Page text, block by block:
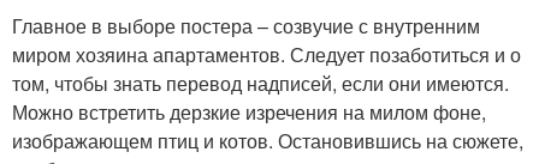
Главное в выборе постера – созвучие с внутренним
миром хозяина апартаментов. Следует позаботиться и о
том, чтобы знать перевод надписей, если они имеются.
Можно встретить дерзкие изречения на милом фоне,
изображающем птиц и котов. Остановившись на сюжете,